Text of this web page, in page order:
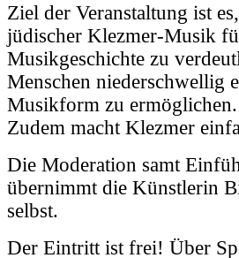
Ziel der Veranstaltung ist
jüdischer Klezmer-Musik
Musikgeschichte zu
Menschen niederschwellig
Musikform zu ermöglichen.
Zudem macht Klezmer
Die Moderation samt
übernimmt die Künstlerin
selbst.
Der Eintritt ist frei! Über